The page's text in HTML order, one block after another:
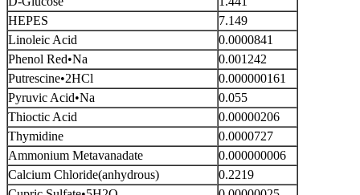
HEPES
7.149
Linoleic Acid
0.0000841
Phenol Red•Na
0.001242
Putrescine•2HCl
0.000000161
Pyruvic Acid•Na
0.055
Thioctic Acid
0.00000206
Thymidine
0.0000727
Ammonium Metavanadate
0.000000006
Calcium Chloride(anhydrous)
0.2219